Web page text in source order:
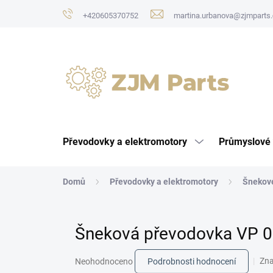
+420605370752
Převodovky a elektromotory
Domů Převodovky a elektromotory
Šneková převodovka VP
hodnocení
Neohodnoceno Podrobnosti hodnocení